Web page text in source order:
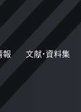
報 文献・資料集